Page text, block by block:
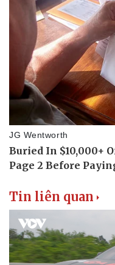
Doanh nghiệp
Thông tin doanh nghiệp
Tin liên quan